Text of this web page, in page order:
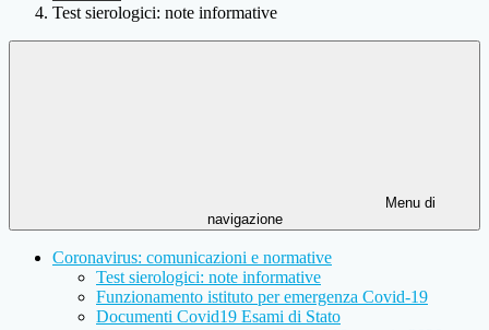
Test sierologici: note informative
Menu di
navigazione
Coronavirus: comunicazioni e normative
Test sierologici: note informative
Funzionamento istituto per emergenza Covid-19
Documenti Covid19 Esami di Stato